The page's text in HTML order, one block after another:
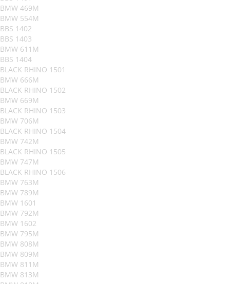
BMW 469M
BMW 554M
BBS 1402
BBS 1403
BMW 611M
BBS 1404
BLACK RHINO 1501
BMW 666M
BLACK RHINO 1502
BMW 669M
BLACK RHINO 1503
BMW 706M
BLACK RHINO 1504
BMW 742M
BLACK RHINO 1505
BMW 747M
BLACK RHINO 1506
BMW 763M
BMW 789M
BMW 1601
BMW 792M
BMW 1602
BMW 795M
BMW 808M
BMW 809M
BMW 811M
BMW 813M